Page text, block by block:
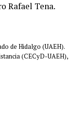
Rafael Tena.
de Hidalgo (UAEH).
(CECyD-UAEH),